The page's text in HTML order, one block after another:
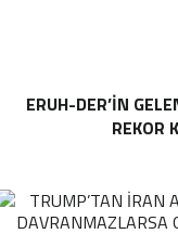
ERUH-DER’IN
REKOR